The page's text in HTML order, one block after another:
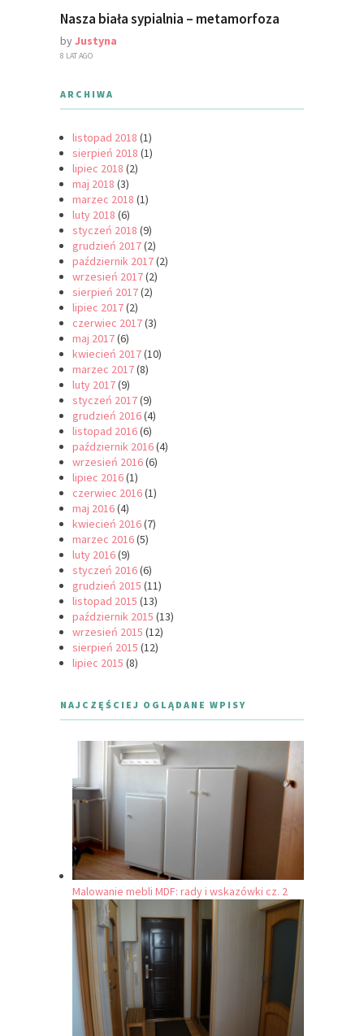
Nasza biała sypialnia – metamorfoza
byJustyna
8 LAT AGO
ARCHIWA
listopad 2018 (1)
sierpień 2018 (1)
lipiec 2018 (2)
maj 2018 (3)
marzec 2018 (1)
luty 2018 (6)
styczeń 2018 (9)
grudzień 2017(2)
październik 2017(2)
wrzesień 2017(2)
sierpień 2017(2)
lipiec 2017(2)
czerwiec 2017(3)
maj 2017(6)
kwiecień 2017(10)
marzec 2017(8)
luty 2017(9)
styczeń 2017(9)
grudzień 2016(4)
listopad 2016(6)
październik 2016(4)
wrzesień 2016(6)
lipiec 2016(1)
czerwiec 2016(1)
maj 2016(4)
kwiecień 2016(7)
marzec 2016(5)
luty 2016(9)
styczeń 2016(6)
grudzień 2015 (11)
listopad 2015 (13)
październik 2015 (13)
wrzesień 2015 (12)
sierpień 2015 (12)
lipiec 2015 (8)
NAJCZĘŚCIEJ OGLĄDANE WPISY
Malowanie mebli MDF: rady i wskazówki cz. 2